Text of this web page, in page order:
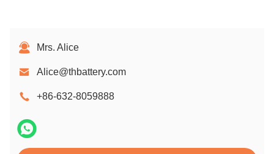
Mrs. Alice
Alice@thbattery.com
+86-632-8059888